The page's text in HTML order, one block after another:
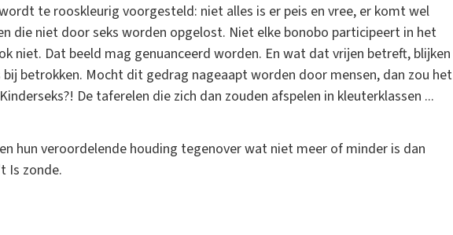
te rooskleurig voorgesteld: niet alles is er peis en vree, er komt wel
die niet door seks worden opgelost. Niet elke bonobo participeert in het
niet. Dat beeld mag genuanceerd worden. En wat dat vrijen betreft, blijken
bij betrokken. Mocht dit gedrag nageaapt worden door mensen, dan zou het
De taferelen die zich dan zouden afspelen in kleuterklassen ...
hun veroordelende houding tegenover wat niet meer of minder is dan
Is zonde.